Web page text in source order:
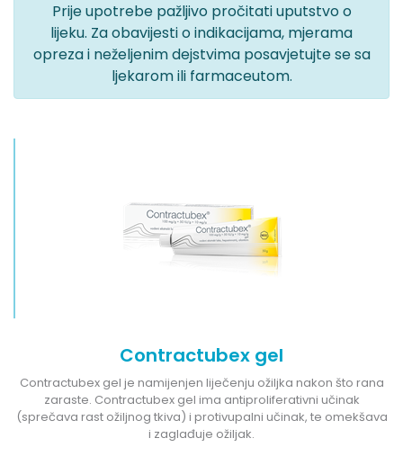
Prije upotrebe pažljivo pročitati uputstvo o
lijeku. Za obavijesti o indikacijama, mjerama
opreza i neželjenim dejstvima posavjetujte se sa
ljekarom ili farmaceutom.
Contractubex gel
Contractubex gel je namijenjen liječenju ožiljka nakon što rana
zaraste. Contractubex gel ima antiproliferativni učinak
(sprečava rast ožiljnog tkiva) i protivupalni učinak, te omekšava
i zaglađuje ožiljak.